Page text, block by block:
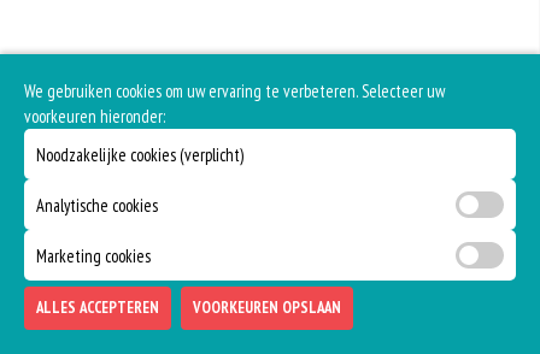
We gebruiken cookies om uw ervaring te verbeteren. Selecteer uw
voorkeuren hieronder:
Noodzakelijke cookies (verplicht)
Analytische cookies
Marketing cookies
ALLES ACCEPTEREN VOORKEUREN OPSLAAN